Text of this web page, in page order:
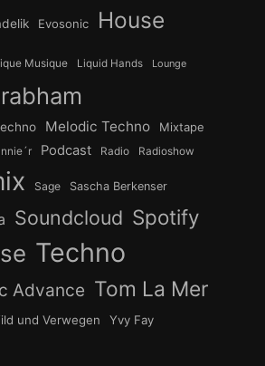
Evosonic House
Musique Liquid Hands Lounge
Melodic Techno Mixtape
Podcast Radio Radioshow
Sage Sascha Berkenser
Soundcloud Spotify
Techno
Advance Tom La Mer
und Verwegen Yvy Fay